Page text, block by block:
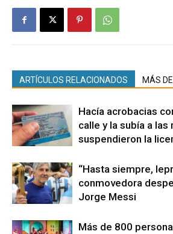
ARTÍCULOS RELACIONADOS MÁS
Hacía acrobacias
calle y la subía a las
suspendieron la
“Hasta siempre,
conmovedora
Jorge Messi
Más de 800